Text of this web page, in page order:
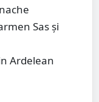
Sas și
Ardelean